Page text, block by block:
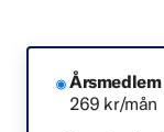
Årsmedlem
269 kr/mån